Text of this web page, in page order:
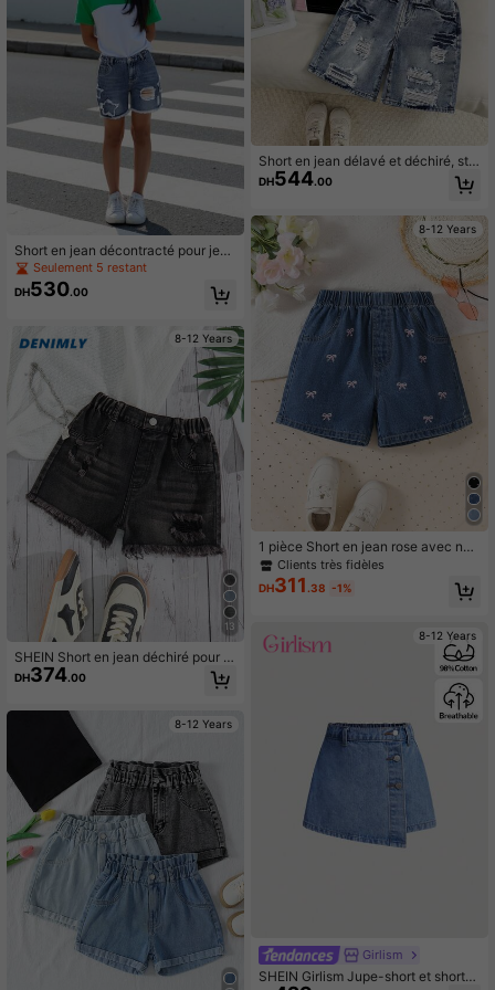
Short en jean décontracté pour jeun
es filles à taille élastique avec étoil
e à cinq branches appliquée, broder
ie et délavage moyen
Seulement 5 restant
DH530.00
8-12 Years
13
SHEIN Short en jean déchiré pour a
dolescentes, léger, nouvelle arrivée
pour l'été, lavage noir, mode de rue,
orti, minimaliste, ourlet effiloché, tail
le élastique, tissu en coton conforta
ble, quotidien, fête, école, trajet, no
uvelle collection printemps/été
DH374.00
8-12 Years
Short en jean délavé et déchiré, styl
e minimaliste à la mode pour les jeu
DH544.00
8-12 Years
1 pièce Short en jean rose avec nœ
ud brodé, mode quotidienne pour fill
Clients très fidèles
DH311.38 -1%
8-12 Years
Girlism
SHEIN Girlism Jupe-short et shorts